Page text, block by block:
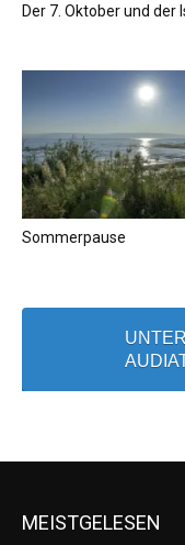
Der 7. Oktober und der
Sommerpause
MEISTGELESEN